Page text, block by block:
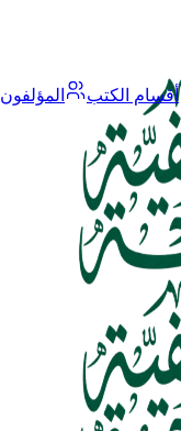
أقسام الكتب المؤلفون